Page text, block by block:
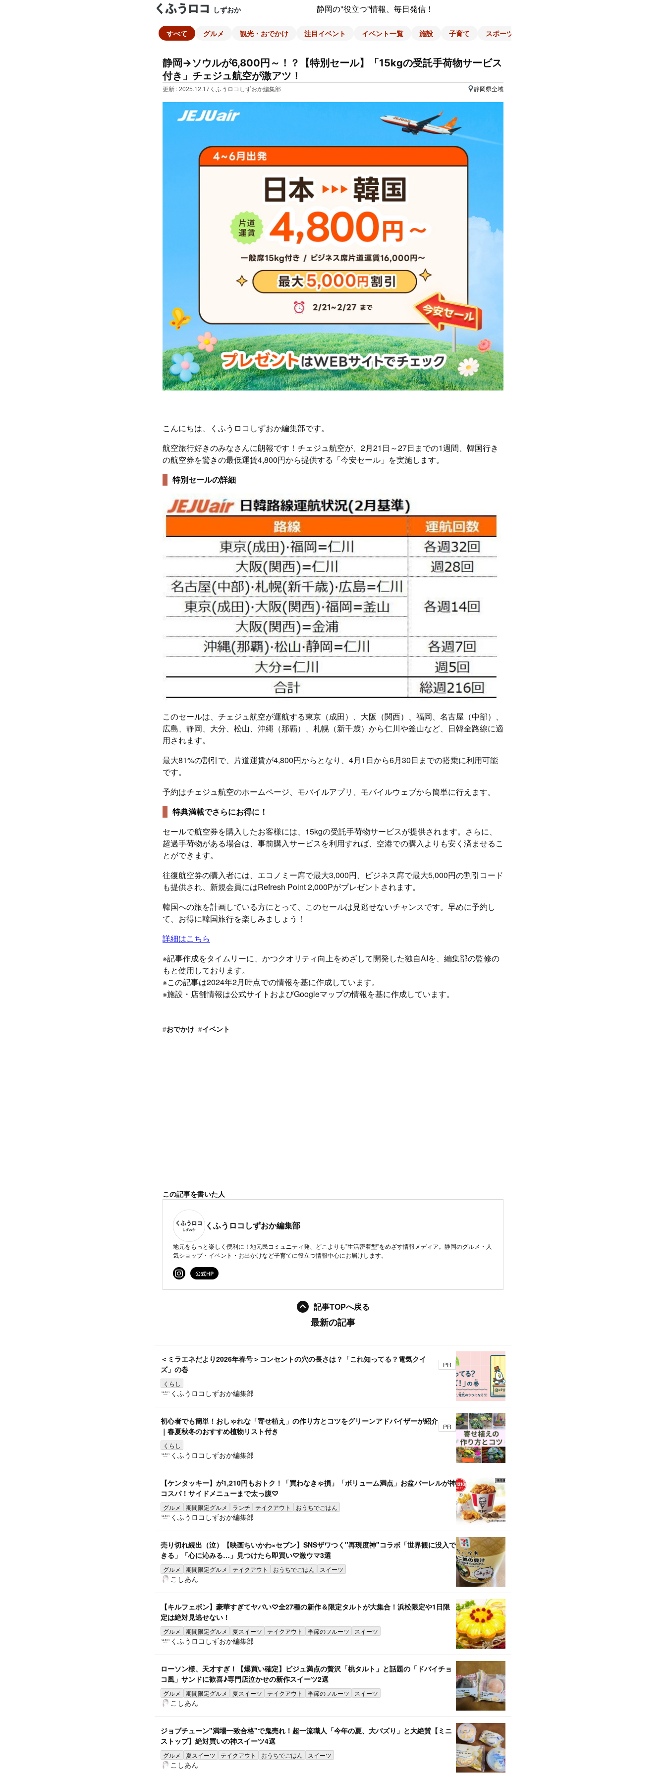
しずおか 静岡の"役立つ"情報、毎日発信！
すべて グルメ 観光・おでかけ 注目イベント イベント一覧 施設 子育て スポーツ
静岡→ソウルが6,800円～！？【特別セール】「15kgの受託手荷物サービス
付き」チェジュ航空が激アツ！
更新 : 2025.12.17くふうロコしずおか編集部 静岡県全域
こんにちは、くふうロコしずおか編集部です。
航空旅行好きのみなさんに朗報です！チェジュ航空が、2月21日～27日までの1週間、韓国行き
の航空券を驚きの最低運賃4,800円から提供する「今安セール」を実施します。
特別セールの詳細
このセールは、チェジュ航空が運航する東京（成田）、大阪（関西）、福岡、名古屋（中部）、
広島、静岡、大分、松山、沖縄（那覇）、札幌（新千歳）から仁川や釜山など、日韓全路線に適
用されます。
最大81%の割引で、片道運賃が4,800円からとなり、4月1日から6月30日までの搭乗に利用可能
です。
予約はチェジュ航空のホームページ、モバイルアプリ、モバイルウェブから簡単に行えます。
特典満載でさらにお得に！
セールで航空券を購入したお客様には、15kgの受託手荷物サービスが提供されます。さらに、
超過手荷物がある場合は、事前購入サービスを利用すれば、空港での購入よりも安く済ませるこ
とができます。
往復航空券の購入者には、エコノミー席で最大3,000円、ビジネス席で最大5,000円の割引コード
も提供され、新規会員にはRefresh Point 2,000Pがプレゼントされます。
韓国への旅を計画している方にとって、このセールは見逃せないチャンスです。早めに予約し
て、お得に韓国旅行を楽しみましょう！
詳細はこちら
※記事作成をタイムリーに、かつクオリティ向上をめざして開発した独自AIを、編集部の監修の
もと使用しております。
※この記事は2024年2月時点での情報を基に作成しています。
※施設・店舗情報は公式サイトおよびGoogleマップの情報を基に作成しています。
#おでかけ #イベント
この記事を書いた人
くふうロコしずおか編集部
地元をもっと楽しく便利に！地元民コミュニティ発、どこよりも"生活密着型"をめざす情報メディア。静岡のグルメ・人
気ショップ・イベント・お出かけなど子育てに役立つ情報中心にお届けします。
記事TOPへ戻る
最新の記事
＜ミラエネだより2026年春号＞コンセントの穴の長さは？「これ知ってる？電気クイ
ズ」の巻
くらし
くふうロコしずおか編集部
PR
初心者でも簡単！おしゃれな「寄せ植え」の作り方とコツをグリーンアドバイザーが紹介
｜春夏秋冬のおすすめ植物リスト付き
くらし
くふうロコしずおか編集部
PR
【ケンタッキー】が1,210円もおトク！「買わなきゃ損」「ボリューム満点」お盆バーレルが神
コスパ！サイドメニューまで太っ腹♡
グルメ 期間限定グルメ ランチ テイクアウト おうちでごはん
くふうロコしずおか編集部
売り切れ続出（泣）【映画ちいかわ×セブン】SNSザワつく"再現度神"コラボ「世界観に没入で
きる」「心に沁みる…」見つけたら即買い♡激ウマ3選
グルメ 期間限定グルメ テイクアウト おうちでごはん スイーツ
こしあん
【キルフェボン】豪華すぎてヤバい♡全27種の新作＆限定タルトが大集合！浜松限定や1日限
定は絶対見逃せない！
グルメ 期間限定グルメ 夏スイーツ テイクアウト 季節のフルーツ スイーツ
くふうロコしずおか編集部
ローソン様、天才すぎ！【爆買い確定】ビジュ満点の贅沢「桃タルト」と話題の「ドバイチョ
コ風」サンドに歓喜♪専門店泣かせの新作スイーツ2選
グルメ 期間限定グルメ 夏スイーツ テイクアウト 季節のフルーツ スイーツ
こしあん
ジョブチューン"満場一致合格"で鬼売れ！超一流職人「今年の夏、大バズり」と大絶賛【ミニ
ストップ】絶対買いの神スイーツ4選
グルメ 夏スイーツ テイクアウト おうちでごはん スイーツ
こしあん